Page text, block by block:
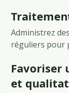
Administrez
réguliers pour
Favoriser
et